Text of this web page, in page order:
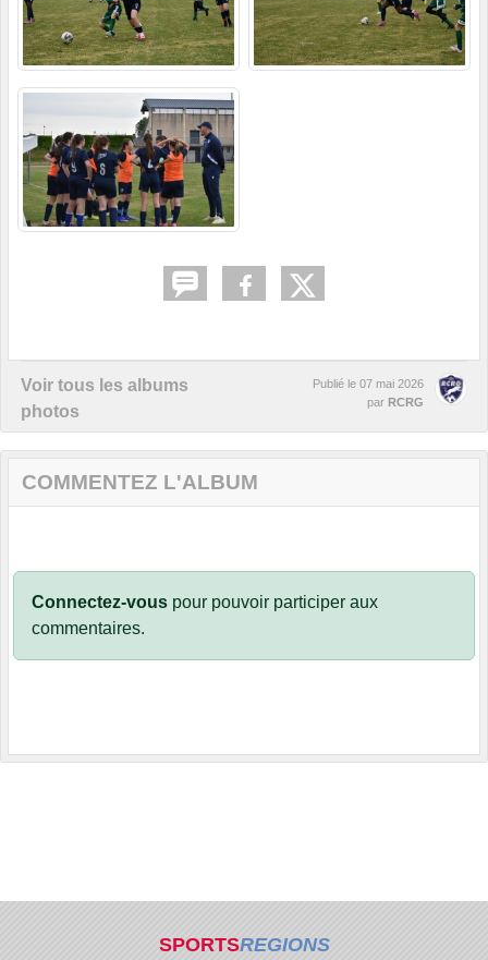
Voir tous les albums
photos
Publié le 07 mai 2026
par RCRG
COMMENTEZ L'ALBUM
Connectez-vous pour pouvoir participer aux
commentaires.
SPORTSREGIONS